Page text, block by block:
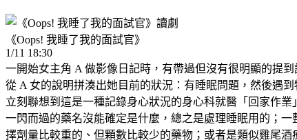
《Oops! 我睡了我的面試官》
1/11 18:30
一開始女主角 A 做影像日記時，有帶過但沒有很明顯的提到
從 A 女的說明拼湊出她目前的狀況：有睡眠問題，然後遇
立刻聯想到這是一種記錄身心狀況的身心科就醫「回家作業
一閃而過的藥名沒能確定是什麼，總之是處理睡眠用的；
擇劑量比較重的、但顆數比較少的藥物；或者是類似雞尾